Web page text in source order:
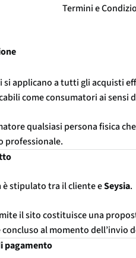
Termini e
si applicano a tutti gli acquisti
come consumatori ai sensi
qualsiasi persona fisica
professionale.
stipulato tra il cliente eSeysia.
il sito costituisce una
al momento dell’invio
pagamento